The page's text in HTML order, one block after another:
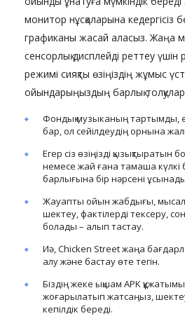
монитор нұсқаларына кедергісіз
графиканы жасай аласыз. Жаңа
сенсорлық дисплейді реттеу үшін
режимі сияқты өзіңіздің жұмыс
ойындарыңыздың барлық
Фондық музыканың тартымды,
бар, ол сейілдеудің орнына
Егер сіз өзіңізді қызықтыратын
немесе жай ғана тамаша күлкі
барлығына бір нәрсені
Жауапты ойын жабдығы,
шектеу, фактілерді тексеру,
болады – алып тастау.
Иә, Chicken Street жаңа
алу және бастау өте тегін.
Біздің жеке ықшам APK
жоғарылатып жатсаңыз,
кепілдік береді.